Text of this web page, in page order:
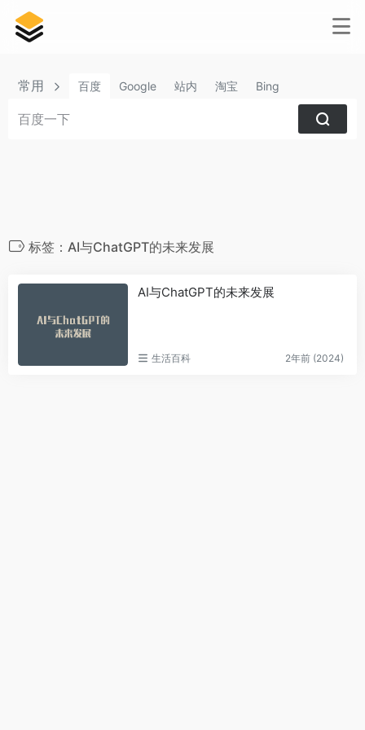
常用 百度 Google 站内 淘宝 Bing
标签：AI与ChatGPT的未来发展
AI与ChatGPT的未来发展
生活百科 2年前 (2024)